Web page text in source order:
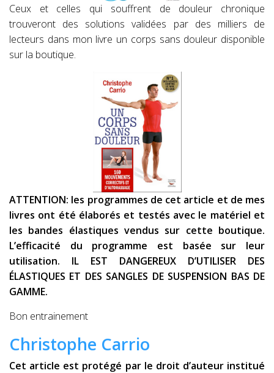
Ceux et celles qui souffrent de douleur chronique
trouveront des solutions validées par des milliers de
lecteurs dans mon livre un corps sans douleur disponible
sur la boutique.
ATTENTION: les programmes de cet article et de mes
livres ont été élaborés et testés avec le matériel et
les bandes élastiques vendus sur cette boutique.
L’efficacité du programme est basée sur leur
utilisation. IL EST DANGEREUX D’UTILISER DES
ÉLASTIQUES ET DES SANGLES DE SUSPENSION BAS DE
GAMME.
Bon entrainement
Christophe Carrio
Cet article est protégé par le droit d’auteur institué